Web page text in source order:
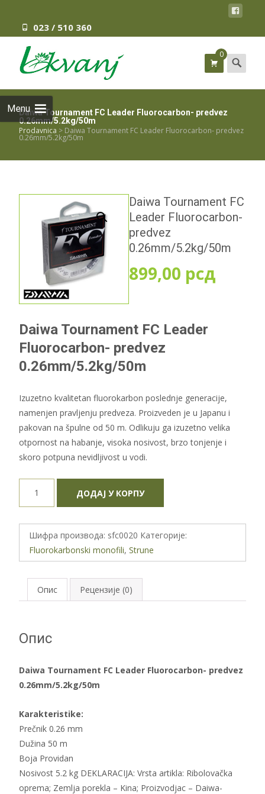
023 / 510 360
Menu
0 Search
for:
Daiwa Tournament FC Leader Fluorocarbon- predvez
0.26mm/5.2kg/50m
Prodavnica > Daiwa Tournament FC Leader Fluorocarbon- predvez
0.26mm/5.2kg/50m
Daiwa Tournament FC
Leader Fluorocarbon-
predvez
0.26mm/5.2kg/50m
899,00 рсд
Daiwa Tournament FC Leader
Fluorocarbon- predvez
0.26mm/5.2kg/50m
Izuzetno kvalitetan fluorokarbon poslednje generacije,
namenjen pravljenju predveza. Proizveden je u Japanu i
pakovan na špulne od 50 m. Odlikuju ga izuzetno velika
otpornost na habanje, visoka nosivost, brzo tonjenje i
skoro potpuna nevidljivost u vodi.
Leader
Fluorocarbon-
predvez
количина
ДОДАЈ У КОРПУ
Шифра производа: sfc0020 Категорије:
Fluorokarbonski monofili, Strune
Опис Рецензије (0)
Опис
Daiwa Tournament FC Leader Fluorocarbon- predvez
0.26mm/5.2kg/50m
Karakteristike:
Prečnik 0.26 mm
Dužina 50 m
Boja Providan
Nosivost 5.2 kg DEKLARACIJA: Vrsta artikla: Ribolovačka
oprema; Zemlja porekla – Kina; Proizvodjac – Daiwa-